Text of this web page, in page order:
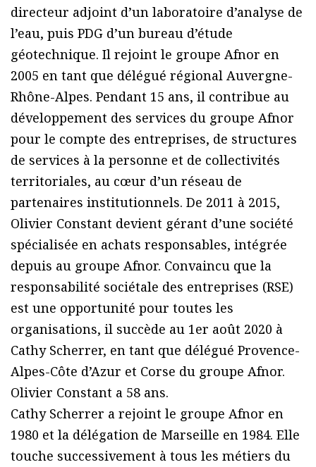
directeur adjoint d’un laboratoire d’analyse de
l’eau, puis PDG d’un bureau d’étude
géotechnique. Il rejoint le groupe Afnor en
2005 en tant que délégué régional Auvergne-
Rhône-Alpes. Pendant 15 ans, il contribue au
développement des services du groupe Afnor
pour le compte des entreprises, de structures
de services à la personne et de collectivités
territoriales, au cœur d’un réseau de
partenaires institutionnels. De 2011 à 2015,
Olivier Constant devient gérant d’une société
spécialisée en achats responsables, intégrée
depuis au groupe Afnor. Convaincu que la
responsabilité sociétale des entreprises (RSE)
est une opportunité pour toutes les
organisations, il succède au 1er août 2020 à
Cathy Scherrer, en tant que délégué Provence-
Alpes-Côte d’Azur et Corse du groupe Afnor.
Olivier Constant a 58 ans.
Cathy Scherrer a rejoint le groupe Afnor en
1980 et la délégation de Marseille en 1984. Elle
touche successivement à tous les métiers du